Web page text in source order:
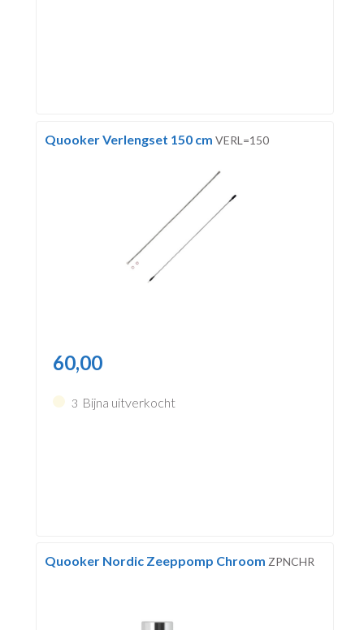
Quooker Verlengset 150 cm VERL=150
60,00
3 Bijna uitverkocht
Quooker Nordic Zeeppomp Chroom ZPNCHR